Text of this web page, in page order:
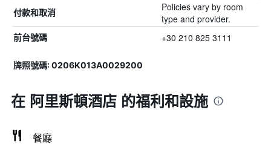
付款和取消
Policies vary by room
type and provider.
前台號碼 +30 210 825 3111
牌照號碼: 0206Κ013Α0029200
在 阿里斯頓酒店 的福利和設施
餐廳